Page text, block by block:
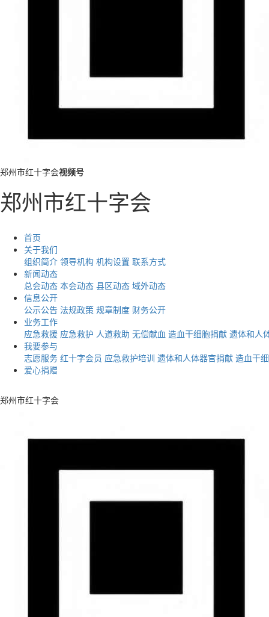
郑州市红十字会视频号
郑州市红十字会
首页
关于我们
组织简介 领导机构 机构设置 联系方式
新闻动态
总会动态 本会动态 县区动态 域外动态
信息公开
公示公告 法规政策 规章制度 财务公开
业务工作
应急救援 应急救护 人道救助 无偿献血 造血干细胞捐献 遗体和人
我要参与
志愿服务 红十字会员 应急救护培训 遗体和人体器官捐献 造血干
爱心捐赠
郑州市红十字会